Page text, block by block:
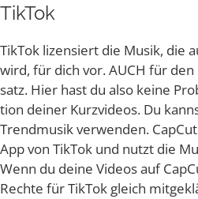
Tik­Tok
Tik­Tok lizen­siert die Musik, die
wird, für dich vor. AUCH für
satz. Hier hast du also kei­ne
ti­on dei­ner Kurz­vi­de­os. Du
Trend­mu­sik ver­wen­den.
App von Tik­Tok und nutzt die
Wenn du dei­ne Vide­os auf
Rech­te für Tik­Tok gleich